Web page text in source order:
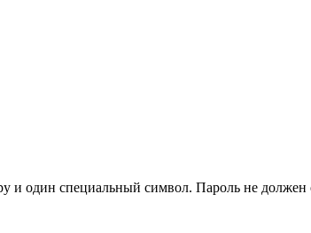
и один специальный символ. Пароль не